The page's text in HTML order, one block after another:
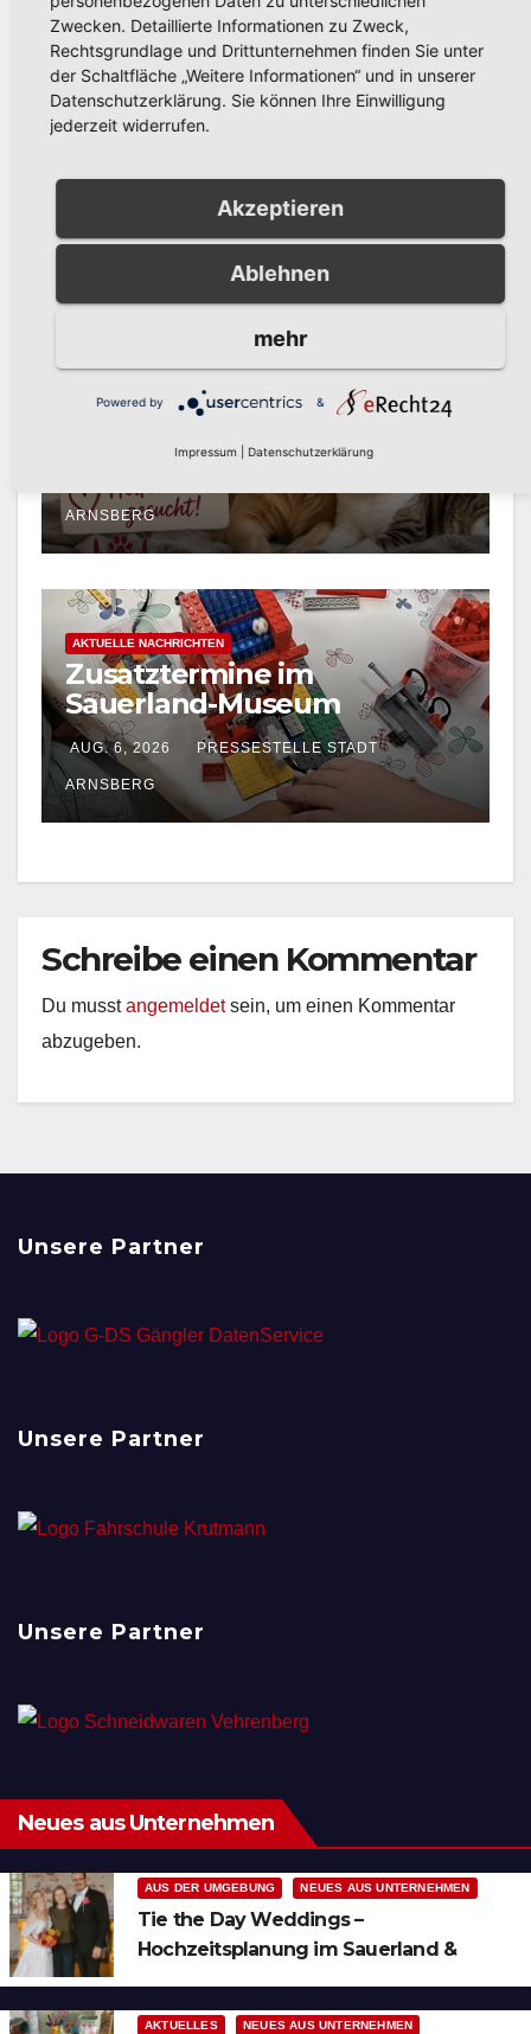
AKTUELLE NACHRICHTEN
Kunstausstellung ‚Bäume in
Unvernunft‘ im
Bürgerzentrum Arnsberg
PRESSESTELLE STADT
ARNSBERG
AKTUELLE NACHRICHTEN
Projekt Pfotenliebe in
ehrenamtliche
Tierhelfer:innen
ARNSBERG
AKTUELLE NACHRICHTEN
Zusatztermine im
Sauerland-Museum
Arnsberg: LEGO-
Ferienprogramm für Kinder
AUG. 6, 2026 PRESSESTELLE STADT
ARNSBERG
Schreibe einen Kommentar
Du musstangemeldetsein, um einen Kommentar
abzugeben.
Unsere Partner
Unsere Partner
Unsere Partner
Neues aus Unternehmen
AUS DER UMGEBUNG NEUES AUS UNTERNEHMEN
Tie the Day Weddings –
Hochzeitsplanung im Sauerland &
AKTUELLES NEUES AUS UNTERNEHMEN
Zwecken. Detaillierte Informationen zu Zweck,
Rechtsgrundlage und Drittunternehmen finden Sie unter
der Schaltfläche „Weitere Informationen“ und in unserer
Datenschutzerklärung. Sie können Ihre Einwilligung
jederzeit widerrufen.
Akzeptieren
Ablehnen
mehr
Powered by &
Impressum Datenschutzerklärung